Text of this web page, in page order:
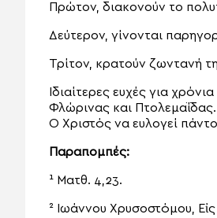
Πρώτον, διακονούν το
Δεύτερον, γίνονται
Τρίτον, κρατούν ζωντανή
Ιδιαίτερες ευχές για
Φλώρινας και Πτολεμαΐδας.
Ο Χριστός να ευλογεί
Παραπομπές:
¹ Ματθ. 4,23.
² Ιωάννου Χρυσοστόμου,